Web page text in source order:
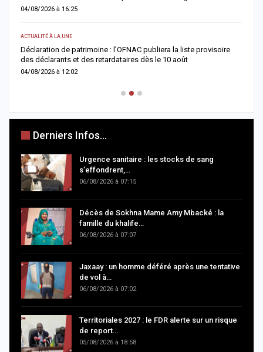
04/08/2026 à 16:25
ACTUALITÉ À LA UNE
Déclaration de patrimoine : l’OFNAC publiera la liste provisoire
des déclarants et des retardataires dès le 10 août
04/08/2026 à 12:02
Derniers Infos...
Urgence sanitaire : les stocks de sang
s’effondrent,…
06/08/2026 à 07:15
Décès de Sokhna Mame Amy Mbacké : la
famille du khalife…
06/08/2026 à 07:07
Jaxaay : un homme déféré après une tentative
de vol à…
06/08/2026 à 07:02
Territoriales 2027 : le FDR alerte sur un risque
de report…
05/08/2026 à 18:58